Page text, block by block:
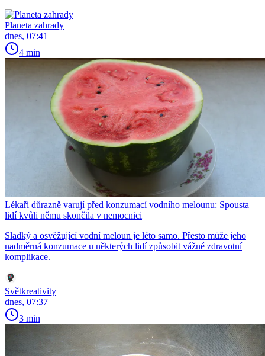
Planeta zahrady
dnes, 07:41
4 min
Lékaři důrazně varují před konzumací vodního melounu: Spousta
lidí kvůli němu skončila v nemocnici
Sladký a osvěžující vodní meloun je léto samo. Přesto může jeho
nadměrná konzumace u některých lidí způsobit vážné zdravotní
komplikace.
Světkreativity
dnes, 07:37
3 min